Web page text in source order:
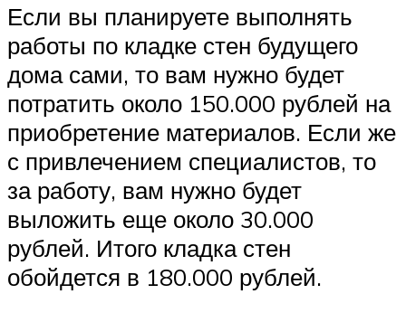
Если вы планируете выполнять
работы по кладке стен будущего
дома сами, то вам нужно будет
потратить около 150.000 рублей на
приобретение материалов. Если же
с привлечением специалистов, то
за работу, вам нужно будет
выложить еще около 30.000
рублей. Итого кладка стен
обойдется в 180.000 рублей.